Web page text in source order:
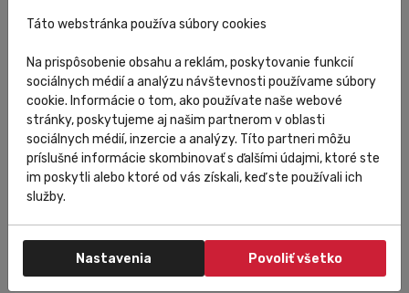
Veľkostná tabuľka
Táto webstránka používa súbory cookies
Na prispôsobenie obsahu a reklám, poskytovanie funkcií
sociálnych médií a analýzu návštevnosti používame súbory
cookie. Informácie o tom, ako používate naše webové
stránky, poskytujeme aj našim partnerom v oblasti
sociálnych médií, inzercie a analýzy. Títo partneri môžu
príslušné informácie skombinovať s ďalšími údajmi, ktoré ste
im poskytli alebo ktoré od vás získali, keď ste používali ich
služby.
Nastavenia Povoliť všetko